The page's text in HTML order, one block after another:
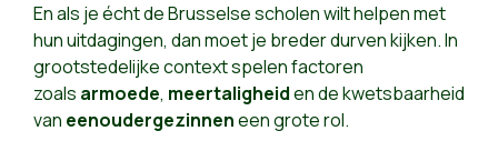
En als je écht de Brusselse scholen wilt helpen met
hun uitdagingen, dan moet je breder durven kijken. In
grootstedelijke context spelen factoren
zoals armoede, meertaligheiden de kwetsbaarheid
van eenoudergezinneneen grote rol.